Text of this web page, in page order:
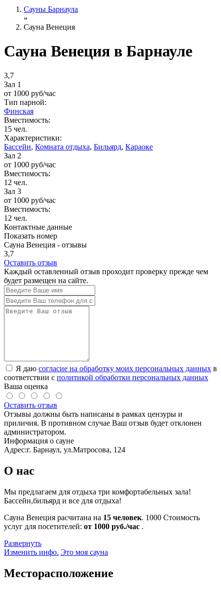
Сауны Барнаула
»
Сауна Венеция
Сауна Венеция в Барнауле
3,7
Зал 1
от 1000 руб/час
Тип парной:
Финская
Вместимость:
15 чел.
Характеристики:
Бассейн, Комната отдыха, Бильярд, Караоке
Зал 2
от 1000 руб/час
Вместимость:
12 чел.
Зал 3
от 1000 руб/час
Вместимость:
12 чел.
Контактные данные
Показать номер
Сауна Венеция - отзывы
3,7
Оставить отзыв
Каждый оставленный отзыв проходит проверку прежде чем
будет размещен на сайте.
Я даю согласие на обработку моих персональных данных в
соответствии с политикой обработки персональных данных
Ваша оценка
Оставить отзыв
Отзывы должны быть написаны в рамках цензуры и
приличия. В противном случае Ваш отзыв будет отклонен
администратором.
Информация о сауне
Адрес:г. Барнаул, ул.Матросова, 124
О нас
Мы предлагаем для отдыха три комфортабельных зала!
Бассейн,бильярд и все для отдыха!
Сауна Венеция расчитана на 15 человек. 1000 Стоимость
услуг для посетителей: от 1000 руб./час .
Развернуть
Изменить инфо. Это моя сауна
Месторасположение